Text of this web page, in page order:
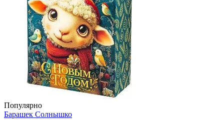
Популярно
Барашек Солнышко